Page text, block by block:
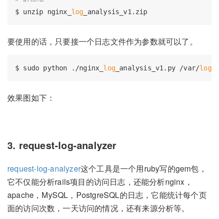
$ unzip nginx_ log
要使用的话，只要接一个日志文件作为参数就可以了。
$ sudo python ./nginx_ log _analysis_v1.py /var/log
效果图如下：
3. request-log-analyzer
request-log-analyzer这个工具是一个用ruby写的gem包，
它不仅能分析rails项目的访问日志，还能分析nginx，
apache，MySQL，PostgreSQL的日志，它能统计每个页
面的访问次数，一天访问的情况，还有来源分析等。